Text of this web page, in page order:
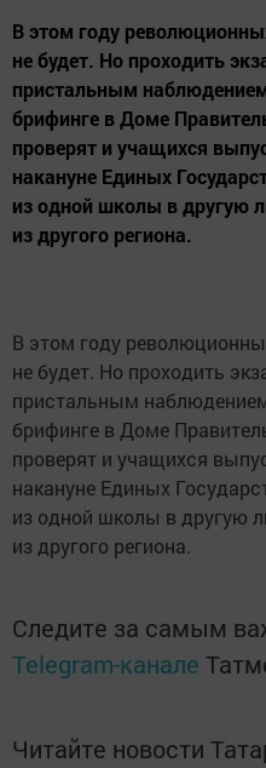
В этом году
не будет. Но проходить
пристальным
брифинге в Доме
проверят и учащихся
накануне Единых
из одной школы в другую
из другого региона.
В этом году
не будет. Но проходить
пристальным
брифинге в Доме
проверят и учащихся
накануне Единых
из одной школы в другую
из другого региона.
Следите за самым
Telegram-канале
Читайте новости